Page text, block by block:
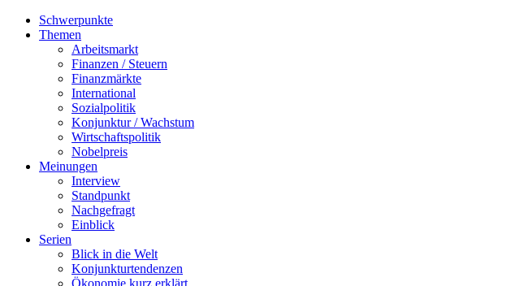
Schwerpunkte
Themen
Arbeitsmarkt
Finanzen / Steuern
Finanzmärkte
International
Sozialpolitik
Konjunktur / Wachstum
Wirtschaftspolitik
Nobelpreis
Meinungen
Interview
Standpunkt
Nachgefragt
Einblick
Serien
Blick in die Welt
Konjunkturtendenzen
Ökonomie kurz erklärt